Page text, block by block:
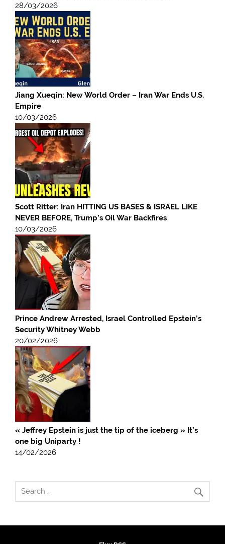
28/03/2026
Jiang Xueqin: New World Order – Iran War Ends U.S.
Empire
10/03/2026
Scott Ritter: Iran HITTING US BASES & ISRAEL LIKE
NEVER BEFORE, Trump’s Oil War Backfires
10/03/2026
Prince Andrew Arrested, Israel Controlled Epstein’s
Security Whitney Webb
20/02/2026
« Jeffrey Epstein is just the tip of the iceberg » It’s
one big Uniparty !
14/02/2026